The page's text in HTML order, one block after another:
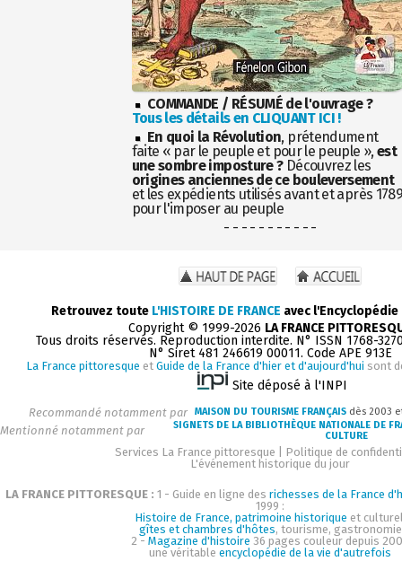
COMMANDE / RÉSUMÉ de l'ouvrage ?
Tous les détails en CLIQUANT ICI !
En quoi la Révolution, prétendument
faite « par le peuple et pour le peuple », est
une sombre imposture ?Découvrez les
origines anciennes de ce bouleversement
et les expédients utilisés avant et après
pour l'imposer au peuple
- - - - - - - - - - -
Retrouvez toute L'HISTOIRE DE FRANCE avec
Copyright © 1999-2026 LA FRANCE
Tous droits réservés. Reproduction interdite. N° ISSN 1768-
N° Siret 481 246619 00011. Code APE 913E
La France pittoresque et Guide de la France d'hier et d'aujourd'hui sont
Site déposé à l'INPI
Recommandé notamment par MAISON DU TOURISME FRANÇAIS dès 2003
Mentionné notamment par
SIGNETS DE LA BIBLIOTHÈQUE NATIONALE DE
CULTURE
Services La France pittoresque
Politique de
L'événement historique du jour
LA FRANCE PITTORESQUE : 1 - Guide en ligne des richesses de la France
1999 :
Histoire de France, patrimoine historique et
gîtes et chambres d'hôtes, tourisme, gastronomie
2 - Magazine d'histoire 36 pages couleur depuis
une véritable encyclopédie de la vie d'autrefois